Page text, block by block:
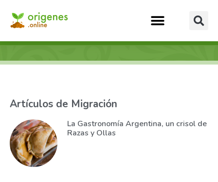
Artículos de Migración
La Gastronomía Argentina, un crisol de
Razas y Ollas